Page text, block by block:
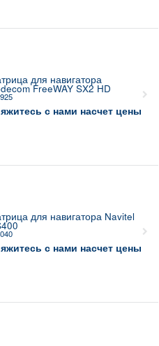
для навигатора
FreeWAY SX2 HD
с нами насчет цены
для навигатора Navitel
с нами насчет цены